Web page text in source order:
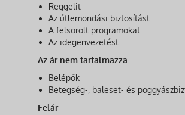
Reggelit
Az útlemondási biztosítást
A felsorolt programokat
Az idegenvezetést
Az ár nem tartalmazza
Belépők
Betegség-, baleset- és
Felár